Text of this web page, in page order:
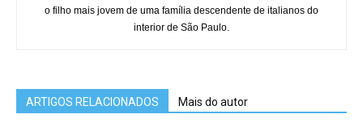
o filho mais jovem de uma família descendente de italianos do
interior de São Paulo.
ARTIGOS RELACIONADOS Mais do autor